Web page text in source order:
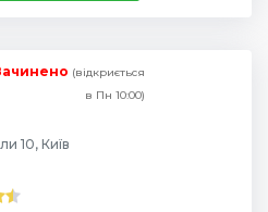
(відкриється
в Пн 10:00)
10, Київ